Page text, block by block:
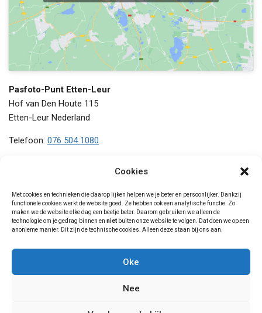
Cookies
Met cookies en technieken die daarop lijken helpen we je beter en persoonlijker. Dankzij
functionele cookies werkt de website goed. Ze hebben ook een analytische functie. Zo
maken we de website elke dag een beetje beter. Daarom gebruiken we alleen de
technologie om je gedrag binnen en niet buiten onze website te volgen. Dat doen we op een
anonieme manier. Dit zijn de technische cookies. Alleen deze staan bij ons aan.
Oke
Nee
Pasfoto-Punt Etten-Leur
Hof van Den Houte 115
Etten-Leur Nederland
Telefoon: 076 504 1080
Woensdag
09:00 - 18:00
Donderdag
09:00 - 18:00
Vrijdag
09:00 - 18:00
Zaterdag
09:00 - 17:00
Zondag
gesloten